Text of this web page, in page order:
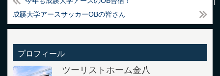
成蹊大学アースサッカーOBの皆さん
プロフィール
ツーリストホーム金八